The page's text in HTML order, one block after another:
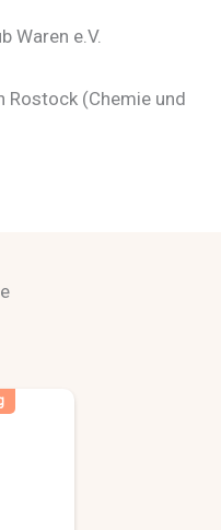
Waren e.V.
Rostock (Chemie und